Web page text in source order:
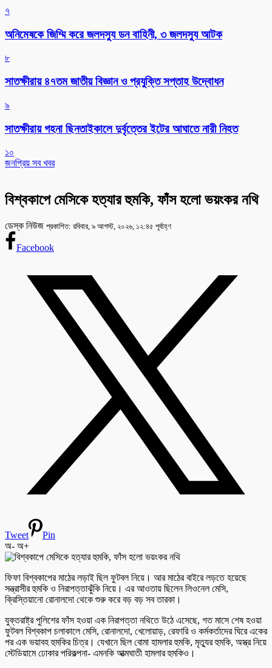
৭
অনিমেষকে জিম্মি করে জলদস্যু ডন বাহিনী, ৩ জলদস্যু আটক
৮
সাতক্ষীরায় ৪৭তম জাতীয় বিজ্ঞান ও প্রযুক্তি সপ্তাহ উদ্বোধন
৯
সাতক্ষীরায় গহনা ছিনতাইকালে দুর্বৃত্তের ইটের আঘাতে নারী নিহত
১০
জনপ্রিয় সব খবর
বিশ্বকাপে মেসিকে হত্যার হুমকি, ফাঁস হলো ভয়ংকর নথি
ডেস্ক নিউজ প্রকাশিত: রবিবার, ৯ আগস্ট, ২০২৬, ১২:৪৫ পূর্বাহ্ণ
Facebook
Tweet
Pin
অ- অ+
ফিফা বিশ্বকাপের মাঠের লড়াই ছিল ফুটবল নিয়ে। আর মাঠের বাইরে লড়তে হয়েছে
সন্ত্রাসীর হুমকি ও নিরাপত্তাঝুঁকি নিয়ে। এর আওতায় ছিলেন লিওনেল মেসি,
ক্রিস্তিয়ানো রোনালদো থেকে শুরু করে বড় বড় সব তারকা।
যুক্তরাষ্ট্র পুলিশের ফাঁস হওয়া এক নিরাপত্তা নথিতে উঠে এসেছে, গত মাসে শেষ হওয়া
ফুটবল বিশ্বকাপ চলাকালে মেসি, রোনালদো, খেলোয়াড়, রেফারি ও কর্মকর্তাদের ঘিরে একের
পর এক ভয়াবহ হুমকির চিত্র। যেখানে ছিল বোমা হামলার হুমকি, মৃত্যুর হুমকি, অস্ত্র নিয়ে
স্টেডিয়ামে ঢোকার পরিকল্পনা- এমনকি আত্মঘাতী হামলার হুমকিও।